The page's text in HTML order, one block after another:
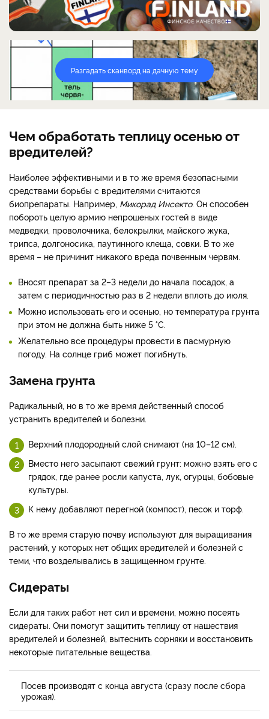
Разгадать сканворд на дачную тему
Чем обработать теплицу осенью от
вредителей?
Наиболее эффективными и в то же время безопасными
средствами борьбы с вредителями считаются
биопрепараты. Например, Микорад Инсекто. Он способен
побороть целую армию непрошеных гостей в виде
медведки, проволочника, белокрылки, майского жука,
трипса, долгоносика, паутинного клеща, совки. В то же
время – не причинит никакого вреда почвенным червям.
Вносят препарат за 2–3 недели до начала посадок, а
затем с периодичностью раз в 2 недели вплоть до июля.
Можно использовать его и осенью, но температура грунта
при этом не должна быть ниже 5 °С.
Желательно все процедуры провести в пасмурную
погоду. На солнце гриб может погибнуть.
Замена грунта
Радикальный, но в то же время действенный способ
устранить вредителей и болезни.
Верхний плодородный слой снимают (на 10–12 см).
Вместо него засыпают свежий грунт: можно взять его с
грядок, где ранее росли капуста, лук, огурцы, бобовые
культуры.
К нему добавляют перегной (компост), песок и торф.
В то же время старую почву используют для выращивания
растений, у которых нет общих вредителей и болезней с
теми, что возделывались в защищенном грунте.
Сидераты
Если для таких работ нет сил и времени, можно посеять
сидераты. Они помогут защитить теплицу от нашествия
вредителей и болезней, вытеснить сорняки и восстановить
некоторые питательные вещества.
Посев производят с конца августа (сразу после сбора
урожая).